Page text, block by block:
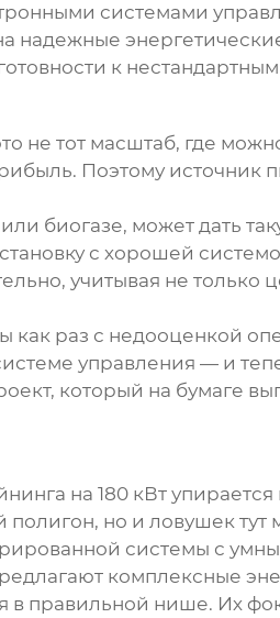
системами
надежные
к
не тот масштаб, где
Поэтому источник
биогазе, может дать
с хорошей
учитывая не
раз с недооценкой
управления — и
который на бумаге
на 180 кВт упирается
но и ловушек тут
системы с
комплексные
в правильной нише. Их